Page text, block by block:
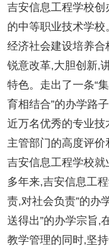
吉安信息工程学校
的中等职业技术学校
经济社会建设培养合
锐意改革,大胆创新,
特色。走出了一条“
育相结合”的办学路
近万名优秀的专业
主管部门的高度评价
吉安信息工程学校就
多年来,吉安信息工
责,对社会负责”的办
送得出”的办学宗旨,
教学管理的同时,坚